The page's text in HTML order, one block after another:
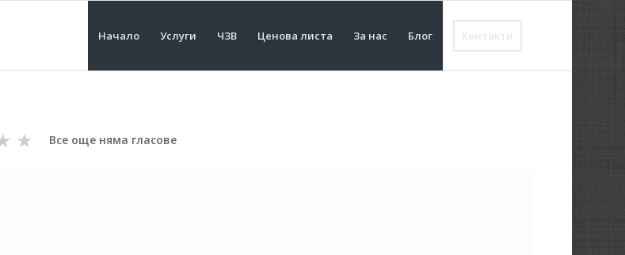
Начало Услуги ЧЗВ Ценова листа За нас Блог Контакти
★ Все още няма гласове